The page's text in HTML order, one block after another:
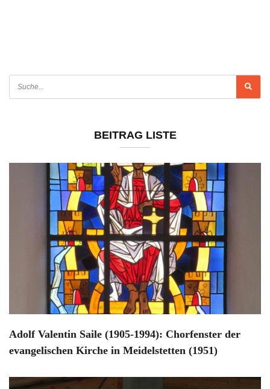
BEITRAG LISTE
Adolf Valentin Saile (1905-1994): Chorfenster der
evangelischen Kirche in Meidelstetten (1951)